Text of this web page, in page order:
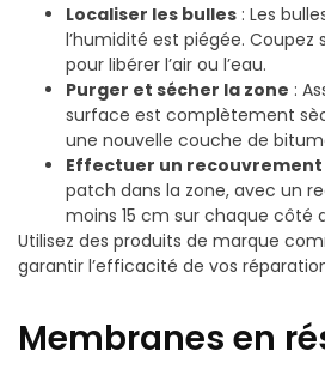
Localiser les bulles : Les
l’humidité est piégée.
pour libérer l’air ou l’eau.
Purger et sécher la zone :
surface est complètement
une nouvelle couche de
Effectuer un recouvrement
patch dans la zone, avec un
moins 15 cm sur chaque côté
Utilisez des produits de marque
garantir l’efficacité de vos
Membranes en